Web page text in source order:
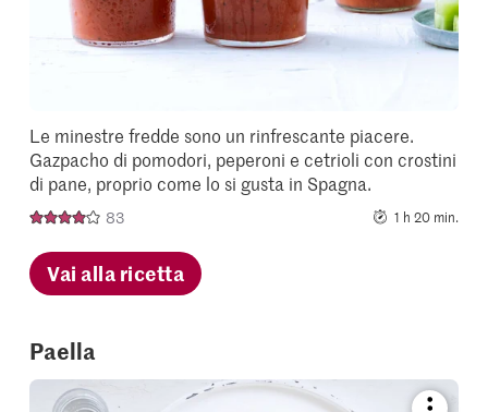
Le minestre fredde sono un rinfrescante piacere.
Gazpacho di pomodori, peperoni e cetrioli con crostini
di pane, proprio come lo si gusta in Spagna.
83 1 h 20 min.
Vai alla ricetta
Paella